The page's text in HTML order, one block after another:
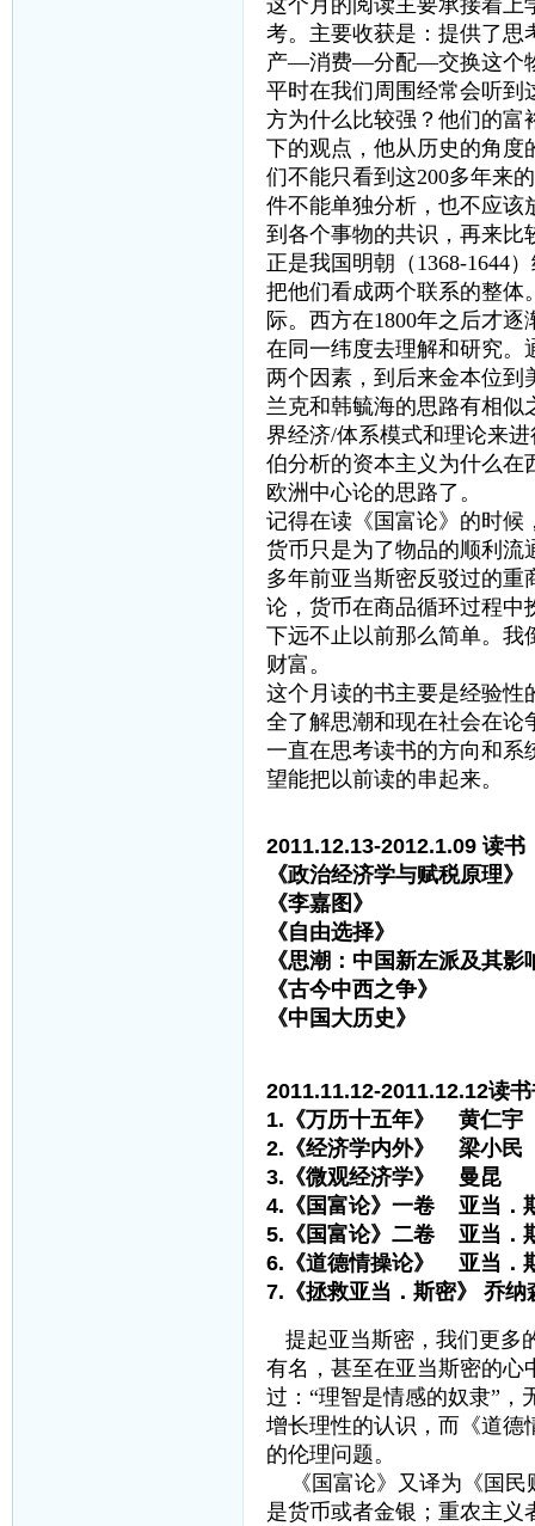
这个月的阅读主要承接着上
考。主要收获是：提供了
产—消费—分配—交换这个
平时在我们周围经常会听到
方为什么比较强？他们的富
下的观点，他从历史的角度
们不能只看到这200多年来
件不能单独分析，也不应该
到各个事物的共识，再来比
正是我国明朝（1368-1644
把他们看成两个联系的整体
际。西方在1800年之后才
在同一纬度去理解和研究。
两个因素，到后来金本位到
兰克和韩毓海的思路有相似
界经济/体系模式和理论来
伯分析的资本主义为什么在
欧洲中心论的思路了。
记得在读《国富论》的时候
货币只是为了物品的顺利流
多年前亚当斯密反驳过的重
论，货币在商品循环过程中
下远不止以前那么简单。我
财富。
这个月读的书主要是经验性
全了解思潮和现在社会在论
一直在思考读书的方向和系
望能把以前读的串起来。
2011.12.13-2012.1.09 读书
《政治经济学与赋税原
《李嘉图》 黄
《自由选择》 弗
《思潮：中国新左派及其
《古今中西之争
《中国大历史》
2011.11.12-2011.12.12读
1.《万历十五年》 黄仁宇
2.《经济学内外》 梁小民
3.《微观经济学》 曼昆
4.《国富论》一卷 亚当．
5.《国富论》二卷 亚当．
6.《道德情操论》 亚当．
7.《拯救亚当．斯密》 乔纳
提起亚当斯密，我们更多
有名，甚至在亚当斯密的心
过：“理智是情感的奴隶”
增长理性的认识，而《道德
的伦理问题。
《国富论》又译为《国民
是货币或者金银；重农主义